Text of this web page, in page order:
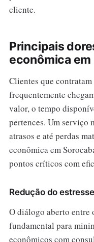
cliente.
Principais
econômica
Clientes que
frequentemente
valor, o tempo
pertences. Um serviço
atrasos e até perdas
econômica em
pontos críticos com
Redução do
O diálogo aberto entre
fundamental para
econômicos com